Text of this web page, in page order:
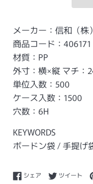
メーカー：信和（株）
商品コード：406171
材質：PP
外寸：横×縦 マチ：
単位入数：500
ケース入数：1500
穴数：6H
KEYWORDS
ボードン袋 / 手提げ
シェア Facebookでシェア
ツイート